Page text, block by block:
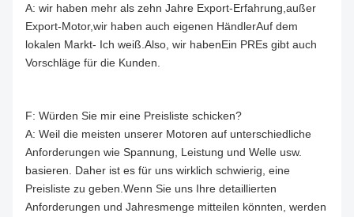
A: wir haben mehr als zehn Jahre Export-Erfahrung,außer
Export-Motor,wir haben auch eigenen HändlerAuf dem
lokalen Markt- Ich weiß. Also, wir habenEin PREs gibt auch
Vorschläge für die Kunden.
F: Würden Sie mir eine Preisliste schicken?
A: Weil die meisten unserer Motoren auf unterschiedliche
Anforderungen wie Spannung, Leistung und Welle usw.
basieren. Daher ist es für uns wirklich schwierig, eine
Preisliste zu geben.Wenn Sie uns Ihre detaillierten
Anforderungen und Jahresmenge mitteilen könnten, werden